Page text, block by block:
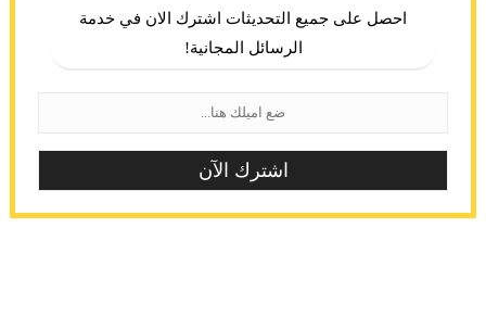
احصل على جميع التحديثات اشترك الان في خدمة
الرسائل المجانية!